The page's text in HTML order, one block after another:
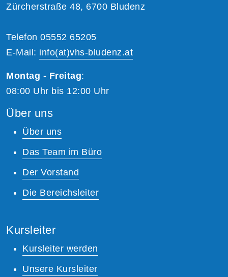
Zürcherstraße 48, 6700 Bludenz
Telefon 05552 65205
E-Mail: info(at)vhs-bludenz.at
Montag - Freitag:
08:00 Uhr bis 12:00 Uhr
Über uns
Über uns
Das Team im Büro
Der Vorstand
Die Bereichsleiter
Kursleiter
Kursleiter werden
Unsere Kursleiter